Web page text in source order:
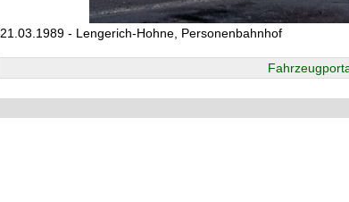
21.03.1989 - Lengerich-Hohne, Personenbahnhof